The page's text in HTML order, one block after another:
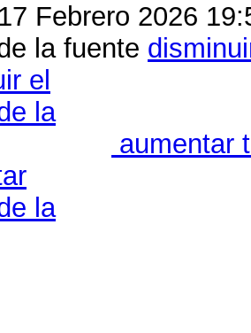
Febrero 2026
la fuente
aumentar